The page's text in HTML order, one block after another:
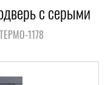
с серыми
1178